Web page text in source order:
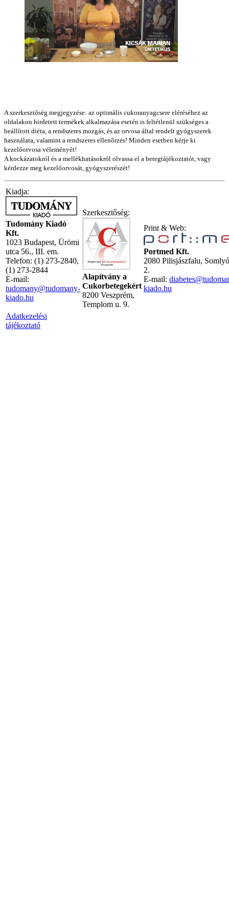
A szerkesztőség megjegyzése: az optimális cukoranyagcsere eléréséhez az
oldalakon hirdetett termékek alkalmazása esetén is feltétlenül szükséges a
beállított diéta, a rendszeres mozgás, és az orvosa által rendelt gyógyszerek
használata, valamint a rendszeres ellenőrzés! Minden esetben kérje ki
kezelőorvosa véleményét!
A kockázatokról és a mellékhatásokról olvassa el a betegtájékoztatót, vagy
kérdezze meg kezelőorvosát, gyógyszerészét!
Kiadja:
Tudomány Kiadó
Kft.
1023 Budapest, Ürömi
utca 56., III. em.
Telefon: (1) 273-2840,
(1) 273-2844
E-mail:
tudomany@tudomany-
kiado.hu
Adatkezelési
tájékoztató
Szerkesztőség:
Alapítvány a
Cukorbetegekért
8200 Veszprém,
Templom u. 9.
Print & Web:
Portmed Kft.
2080 Pilisjászfalu,
2.
E-mail:
kiado.hu